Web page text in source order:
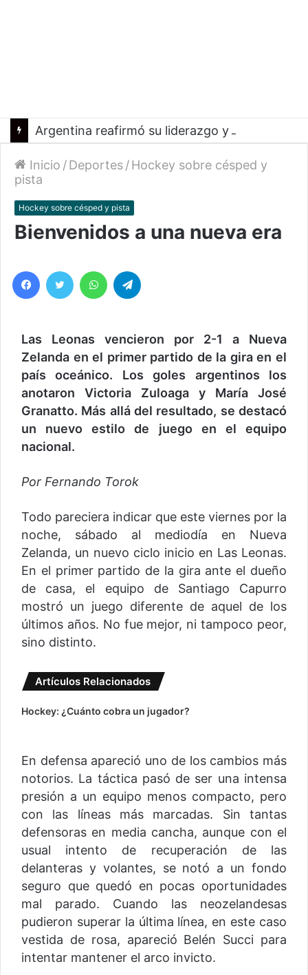
Inicio /Deportes/Hockey sobre césped y
pista
Hockey sobre césped y pista
Bienvenidos a una nueva era
Las Leonas vencieron por 2-1 a Nueva
Zelanda en el primer partido de la gira en el
país oceánico. Los goles argentinos los
anotaron Victoria Zuloaga y María José
Granatto. Más allá del resultado, se destacó
un nuevo estilo de juego en el equipo
nacional.
Por Fernando Torok
Todo pareciera indicar que este viernes por la
noche, sábado al mediodía en Nueva
Zelanda, un nuevo ciclo inicio en Las Leonas.
En el primer partido de la gira ante el dueño
de casa, el equipo de Santiago Capurro
mostró un juego diferente de aquel de los
últimos años. No fue mejor, ni tampoco peor,
sino distinto.
Artículos Relacionados
Hockey: ¿Cuánto cobra un jugador?
En defensa apareció uno de los cambios más
notorios. La táctica pasó de ser una intensa
presión a un equipo menos compacto, pero
con las líneas más marcadas. Sin tantas
defensoras en media cancha, aunque con el
usual intento de recuperación de las
delanteras y volantes, se notó a un fondo
seguro que quedó en pocas oportunidades
mal parado. Cuando las neozelandesas
pudieron superar la última línea, en este caso
vestida de rosa, apareció Belén Succi para
intentar mantener el arco invicto.